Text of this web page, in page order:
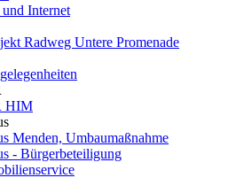
Internet
Radweg Untere Promenade
HIM
Menden, Umbaumaßnahme
- Bürgerbeteiligung